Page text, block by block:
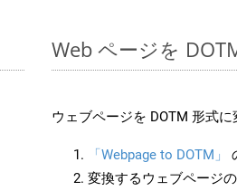
Web ページを
ウェブページを DOTM 形式
「Webpage to DOTM」
変換するウェブページ